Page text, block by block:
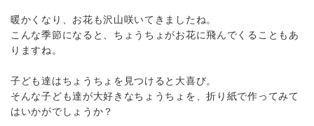
暖かくなり、お花も沢山咲いてきましたね。
こんな季節になると、ちょうちょがお花に飛んでくることもあ
りますね。
子ども達はちょうちょを見つけると大喜び。
そんな子ども達が大好きなちょうちょを、折り紙で作ってみて
はいかがでしょうか？